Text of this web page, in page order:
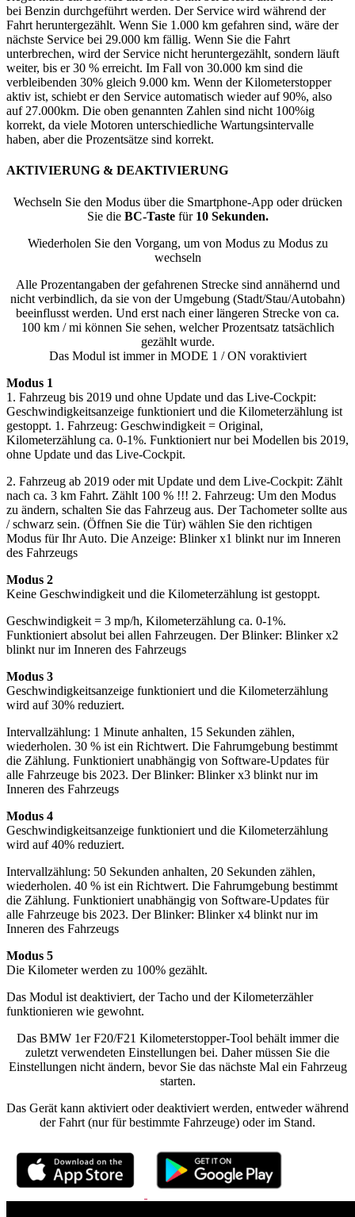
bei Benzin durchgeführt werden. Der Service wird während der
Fahrt heruntergezählt. Wenn Sie 1.000 km gefahren sind, wäre der
nächste Service bei 29.000 km fällig. Wenn Sie die Fahrt
unterbrechen, wird der Service nicht heruntergezählt, sondern läuft
weiter, bis er 30 % erreicht. Im Fall von 30.000 km sind die
verbleibenden 30% gleich 9.000 km. Wenn der Kilometerstopper
aktiv ist, schiebt er den Service automatisch wieder auf 90%, also
auf 27.000km. Die oben genannten Zahlen sind nicht 100%ig
korrekt, da viele Motoren unterschiedliche Wartungsintervalle
haben, aber die Prozentsätze sind korrekt.
AKTIVIERUNG & DEAKTIVIERUNG
Wechseln Sie den Modus über die Smartphone-App oder drücken
Sie die BC-Tastefür 10 Sekunden.
Wiederholen Sie den Vorgang, um von Modus zu Modus zu
wechseln
Alle Prozentangaben der gefahrenen Strecke sind annähernd und
nicht verbindlich, da sie von der Umgebung (Stadt/Stau/Autobahn)
beeinflusst werden. Und erst nach einer längeren Strecke von ca.
100 km / mi können Sie sehen, welcher Prozentsatz tatsächlich
gezählt wurde.
Das Modul ist immer in MODE 1 / ON voraktiviert
Modus 1
1. Fahrzeug bis 2019 und ohne Update und das Live-Cockpit:
Geschwindigkeitsanzeige funktioniert und die Kilometerzählung ist
gestoppt. 1. Fahrzeug: Geschwindigkeit = Original,
Kilometerzählung ca. 0-1%. Funktioniert nur bei Modellen bis 2019,
ohne Update und das Live-Cockpit.
2. Fahrzeug ab 2019 oder mit Update und dem Live-Cockpit: Zählt
nach ca. 3 km Fahrt. Zählt 100 % !!! 2. Fahrzeug: Um den Modus
zu ändern, schalten Sie das Fahrzeug aus. Der Tachometer sollte aus
/ schwarz sein. (Öffnen Sie die Tür) wählen Sie den richtigen
Modus für Ihr Auto. Die Anzeige: Blinker x1 blinkt nur im Inneren
des Fahrzeugs
Modus 2
Keine Geschwindigkeit und die Kilometerzählung ist gestoppt.
Geschwindigkeit = 3 mp/h, Kilometerzählung ca. 0-1%.
Funktioniert absolut bei allen Fahrzeugen. Der Blinker: Blinker x2
blinkt nur im Inneren des Fahrzeugs
Modus 3
Geschwindigkeitsanzeige funktioniert und die Kilometerzählung
wird auf 30% reduziert.
Intervallzählung: 1 Minute anhalten, 15 Sekunden zählen,
wiederholen. 30 % ist ein Richtwert. Die Fahrumgebung bestimmt
die Zählung. Funktioniert unabhängig von Software-Updates für
alle Fahrzeuge bis 2023. Der Blinker: Blinker x3 blinkt nur im
Inneren des Fahrzeugs
Modus 4
Geschwindigkeitsanzeige funktioniert und die Kilometerzählung
wird auf 40% reduziert.
Intervallzählung: 50 Sekunden anhalten, 20 Sekunden zählen,
wiederholen. 40 % ist ein Richtwert. Die Fahrumgebung bestimmt
die Zählung. Funktioniert unabhängig von Software-Updates für
alle Fahrzeuge bis 2023. Der Blinker: Blinker x4 blinkt nur im
Inneren des Fahrzeugs
Modus 5
Die Kilometer werden zu 100% gezählt.
Das Modul ist deaktiviert, der Tacho und der Kilometerzähler
funktionieren wie gewohnt.
Das BMW 1er F20/F21 Kilometerstopper-Tool behält immer die
zuletzt verwendeten Einstellungen bei. Daher müssen Sie die
Einstellungen nicht ändern, bevor Sie das nächste Mal ein Fahrzeug
starten.
Das Gerät kann aktiviert oder deaktiviert werden, entweder während
der Fahrt (nur für bestimmte Fahrzeuge) oder im Stand.